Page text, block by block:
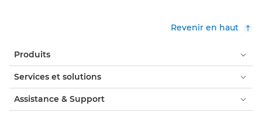
Revenir en haut
Produits
Services et solutions
Assistance & Support